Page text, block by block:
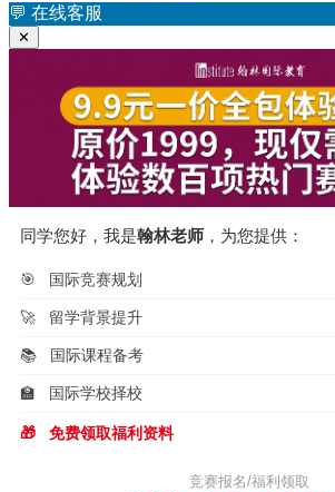
于
💬 在线客服
✕
同学您好，我是翰林老师 ，为您提供：
🎯 国际竞赛规划
🚀 留学背景提升
📚 国际课程备考
🏫 国际学校择校
🎁 免费领取福利资料
竞赛报名/福利领取